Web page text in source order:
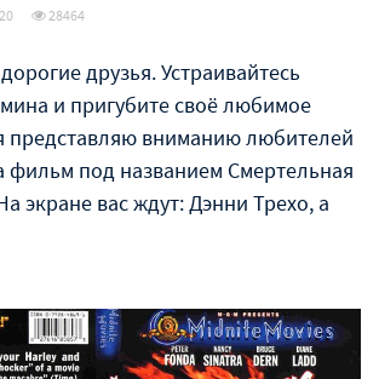
28464
друзья. Устраивайтесь
и пригубите своё любимое
представляю вниманию любителей
фильм под названием Смертельная
экране вас ждут: Дэнни Трехо, а